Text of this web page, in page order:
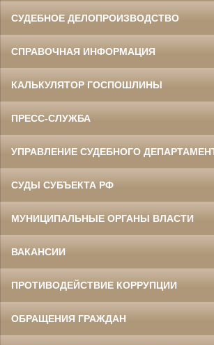
СУДЕБНОЕ ДЕЛОПРОИЗВОДСТВО
СПРАВОЧНАЯ ИНФОРМАЦИЯ
КАЛЬКУЛЯТОР ГОСПОШЛИНЫ
ПРЕСС-СЛУЖБА
УПРАВЛЕНИЕ СУДЕБНОГО
СУДЫ СУБЪЕКТА РФ
МУНИЦИПАЛЬНЫЕ ОРГАНЫ ВЛАСТИ
ВАКАНСИИ
ПРОТИВОДЕЙСТВИЕ КОРРУПЦИИ
ОБРАЩЕНИЯ ГРАЖДАН